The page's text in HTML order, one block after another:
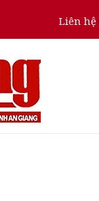
Liên hệ